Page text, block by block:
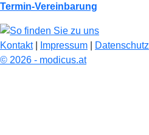
Termin-Vereinbarung
Kontakt| Impressum
Datenschutz
© 2026 - modicus.at